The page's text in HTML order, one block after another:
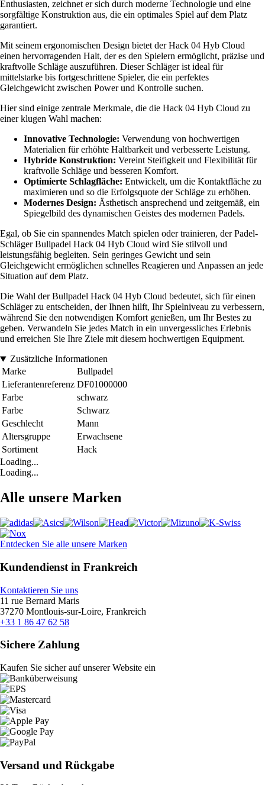
Enthusiasten, zeichnet er sich durch moderne Technologie und eine
sorgfältige Konstruktion aus, die ein optimales Spiel auf dem Platz
garantiert.
Mit seinem ergonomischen Design bietet der Hack 04 Hyb Cloud
einen hervorragenden Halt, der es den Spielern ermöglicht, präzise und
kraftvolle Schläge auszuführen. Dieser Schläger ist ideal für
mittelstarke bis fortgeschrittene Spieler, die ein perfektes
Gleichgewicht zwischen Power und Kontrolle suchen.
Hier sind einige zentrale Merkmale, die die Hack 04 Hyb Cloud zu
einer klugen Wahl machen:
Innovative Technologie: Verwendung von hochwertigen
Materialien für erhöhte Haltbarkeit und verbesserte Leistung.
Hybride Konstruktion: Vereint Steifigkeit und Flexibilität für
kraftvolle Schläge und besseren Komfort.
Optimierte Schlagfläche: Entwickelt, um die Kontaktfläche zu
maximieren und so die Erfolgsquote der Schläge zu erhöhen.
Modernes Design: Ästhetisch ansprechend und zeitgemäß, ein
Spiegelbild des dynamischen Geistes des modernen Padels.
Egal, ob Sie ein spannendes Match spielen oder trainieren, der Padel-
Schläger Bullpadel Hack 04 Hyb Cloud wird Sie stilvoll und
leistungsfähig begleiten. Sein geringes Gewicht und sein
Gleichgewicht ermöglichen schnelles Reagieren und Anpassen an jede
Situation auf dem Platz.
Die Wahl der Bullpadel Hack 04 Hyb Cloud bedeutet, sich für einen
Schläger zu entscheiden, der Ihnen hilft, Ihr Spielniveau zu verbessern,
während Sie den notwendigen Komfort genießen, um Ihr Bestes zu
geben. Verwandeln Sie jedes Match in ein unvergessliches Erlebnis
und erreichen Sie Ihre Ziele mit diesem hochwertigen Equipment.
Zusätzliche Informationen
Marke
Bullpadel
Lieferantenreferenz DF01000000
Farbe
schwarz
Farbe
Schwarz
Geschlecht
Mann
Altersgruppe
Erwachsene
Sortiment
Hack
Loading...
Loading...
Alle unsere Marken
Entdecken Sie alle unsere Marken
Kundendienst in Frankreich
Kontaktieren Sie uns
11 rue Bernard Maris
37270 Montlouis-sur-Loire, Frankreich
+33 1 86 47 62 58
Sichere Zahlung
Kaufen Sie sicher auf unserer Website ein
Versand und Rückgabe